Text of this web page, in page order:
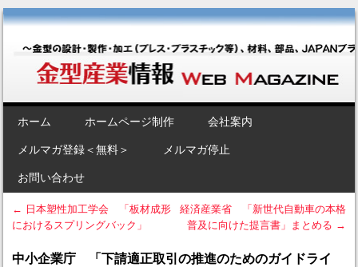
金型産業情報 [Web Magazine]
JAPANブランド“金型”のポータルサイト～
Menu
SKIP TO CONTENT
ホーム ホームページ制作 会社案内
メルマガ登録＜無料＞ メルマガ停止
お問い合わせ
Post navigation
← 日本塑性加工学会 「板材成形
におけるスプリングバック」
経済産業省 「新世代自動車の本格
普及に向けた提言書」まとめる →
中小企業庁 「下請適正取引の推進のためのガイドライ